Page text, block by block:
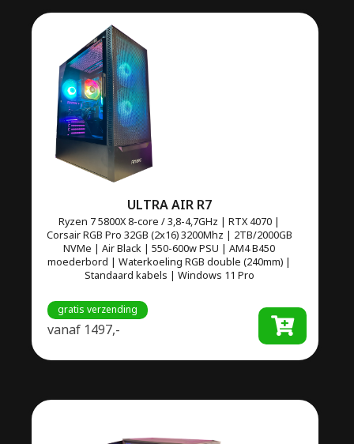
ULTRA AIR R7
Ryzen 7 5800X 8-core / 3,8-4,7GHz | RTX 4070 |
Corsair RGB Pro 32GB (2x16) 3200Mhz | 2TB/2000GB
NVMe | Air Black | 550-600w PSU | AM4 B450
moederbord | Waterkoeling RGB double (240mm) |
Standaard kabels | Windows 11 Pro
gratis verzending
vanaf 1497,-